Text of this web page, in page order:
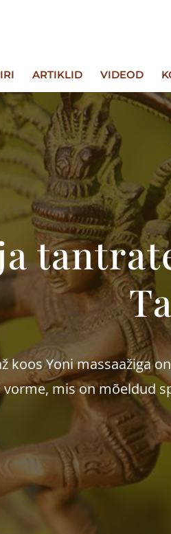
ARTIKLID VIDEOD
koos Yoni massaažiga
mis on mõeldud